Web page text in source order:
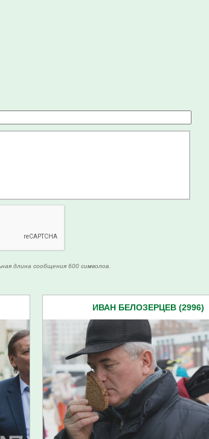
длина сообщения 600 символов.
ИВАН БЕЛОЗЕРЦЕВ (2996)